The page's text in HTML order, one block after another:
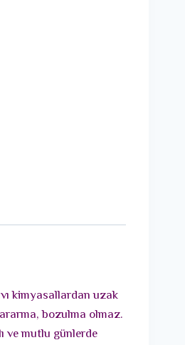
kimyasallardan uzak
bozulma olmaz.
ve mutlu günlerde